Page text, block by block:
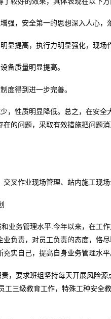
强，安全第一的思想深入人心，
显提高，执行力明显强化，现场
备质量明显提高。
度得到进一步完善。
，性质明显降低。总之，在安全
的问题，采取有效措施把问题
叉作业现场管理、站内施工现场
业务管理水平.今年以来，在工
负责，对员工负责的态度，恪
实自己，提高自身业务管理水平
，要求班组坚持每天开展风险
工三级教育工作，特殊工种安全